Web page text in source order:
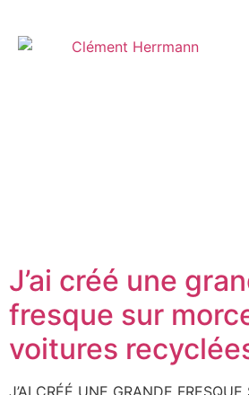
J’ai créé une
fresque sur
voitures
J’AI CRÉÉ UNE GRANDE